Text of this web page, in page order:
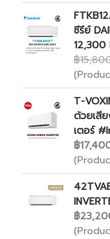
ซีรีย์
12,300
฿
T-
ด้วยเสี
เตอร์
฿
฿